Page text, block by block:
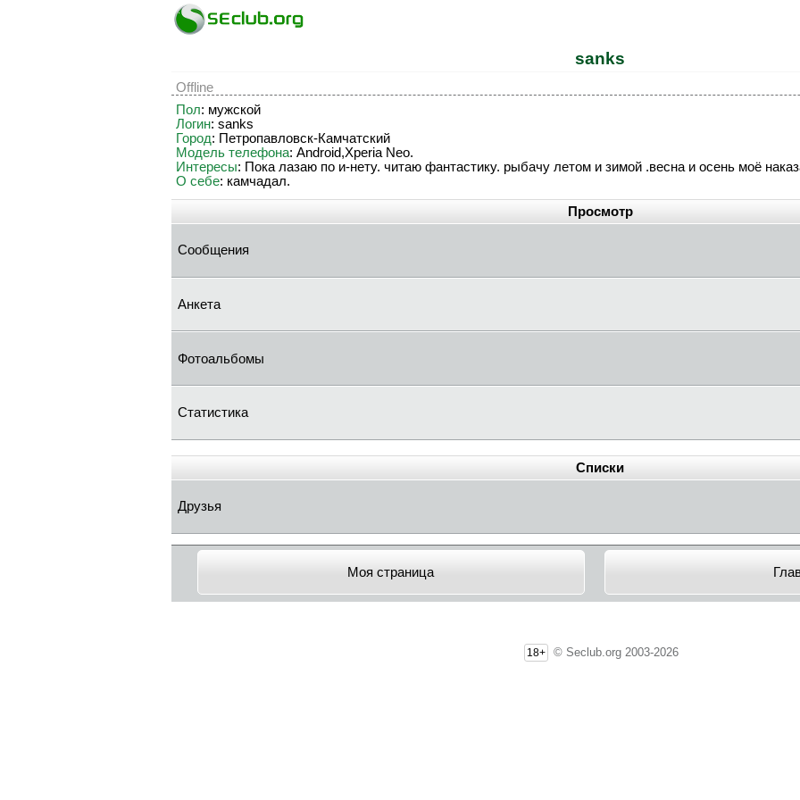
sanks
Offline
Пол: мужской
Логин: sanks
Город: Петропавловск-Камчатский
Модель телефона: Android,Xperia Neo.
Интересы: Пока лазаю по и-нету. читаю фантастику. рыбачу летом и зимой .весна и осень моё
О себе: камчадал.
Просмотр
Сообщения
Анкета
Фотоальбомы
Статистика
Списки
Друзья
Моя страница
18+ © Seclub.org 2003-2026